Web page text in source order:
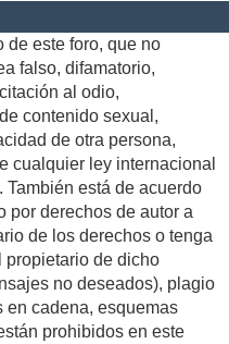
de este foro, que no
falso, difamatorio,
al odio,
contenido sexual,
de otra persona,
cualquier ley internacional
está de acuerdo
por derechos de autor a
de los derechos o tenga
propietario de dicho
no deseados), plagio
en cadena, esquemas
prohibidos en este